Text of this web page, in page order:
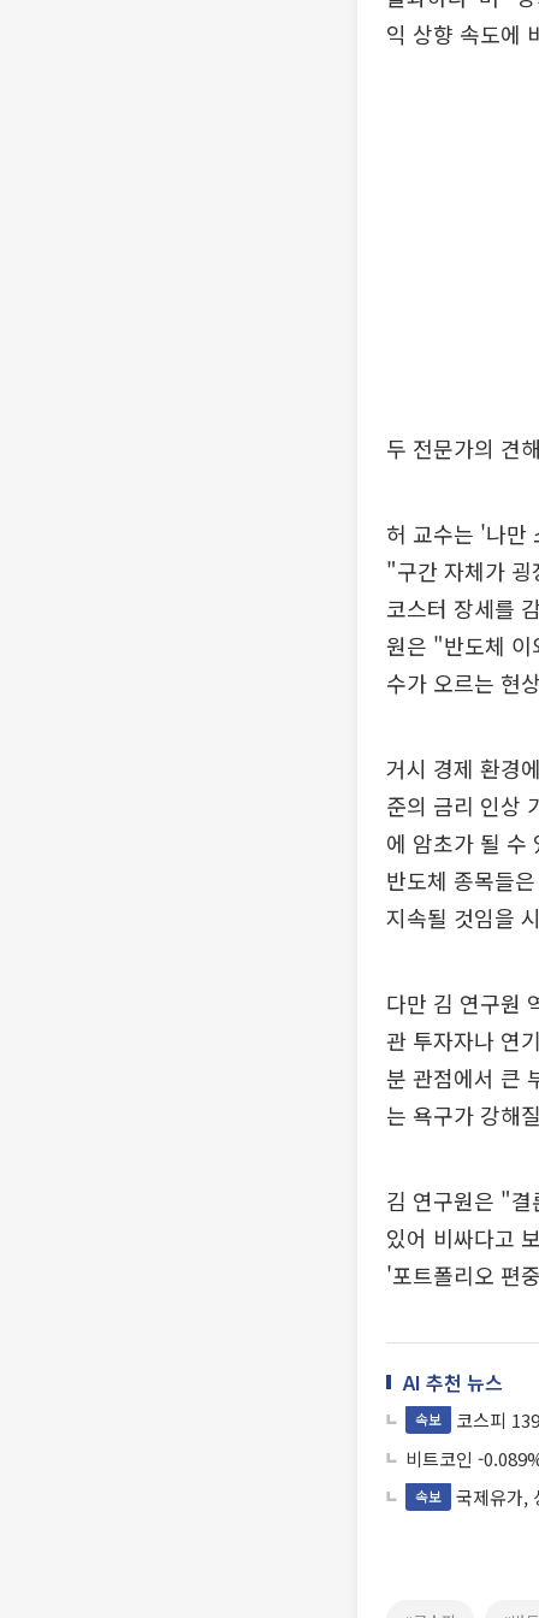
익 상향 속도에
두 전문가의 견
허 교수는 '나만
"구간 자체가
코스터 장세를
원은 "반도체 이
수가 오르는 현
거시 경제 환경
준의 금리 인상
에 암초가 될 수
반도체 종목들
지속될 것임을
다만 김 연구원
관 투자자나 연
분 관점에서 큰
는 욕구가 강해
김 연구원은 "결
있어 비싸다고
'포트폴리오 편
AI 추천 뉴스
속보
코스피
비트코인 -
속보 국제유가,